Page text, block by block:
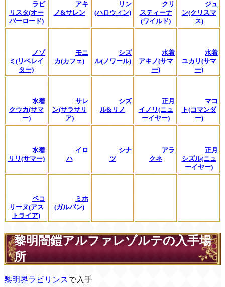
ラビ
リスタ(オー
バーロード)
アキ
ノ&サレン
リン
(ハロウィン)
クリ
スティーナ
(ワイルド)
ジュ
ン(クリスマ
ス)
ノゾ
ミ(リベレイ
ター)
モニ
カ(カフェ)
シズ
ル(ノワール)
水着
アキノ(サマ
ー)
水着
ユカリ(サマ
ー)
水着
クウカ(サマ
ー)
サレ
ン(サラサリ
ア)
シズ
ル&リノ
正月
イノリ(ニュ
ーイヤー)
マコ
ト(コマンダ
ー)
水着
リリ(サマー)
イロ
ハ
シナ
ツ
アラ
クネ
正月
シズル(ニュ
ーイヤー)
ペコ
リーヌ(アス
トライア)
ミホ
(ガルパン)
黎明闇鎧アルファレゾルテの入手場
所
黎明界ラビリンスで入手